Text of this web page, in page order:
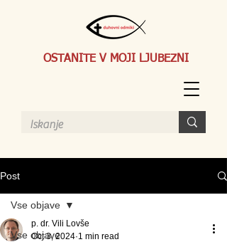
OSTANITE V MOJI LJUBEZNI
Post
Vse objave
Vse objave
p. dr. Vili Lovše
Oct 3, 2024 1 min read